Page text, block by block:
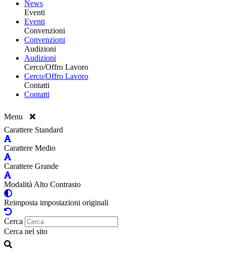
News
Eventi
Eventi
Convenzioni
Convenzioni
Audizioni
Audizioni
Cerco/Offro Lavoro
Cerco/Offro Lavoro
Contatti
Contatti
Menu
Carattere Standard
Carattere Medio
Carattere Grande
Modalità Alto Contrasto
Reimposta impostazioni originali
Cerca
Cerca nel sito